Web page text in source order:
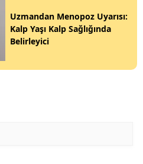
Uzmandan Menopoz Uyarısı:
Kalp Yaşı Kalp Sağlığında
Belirleyici